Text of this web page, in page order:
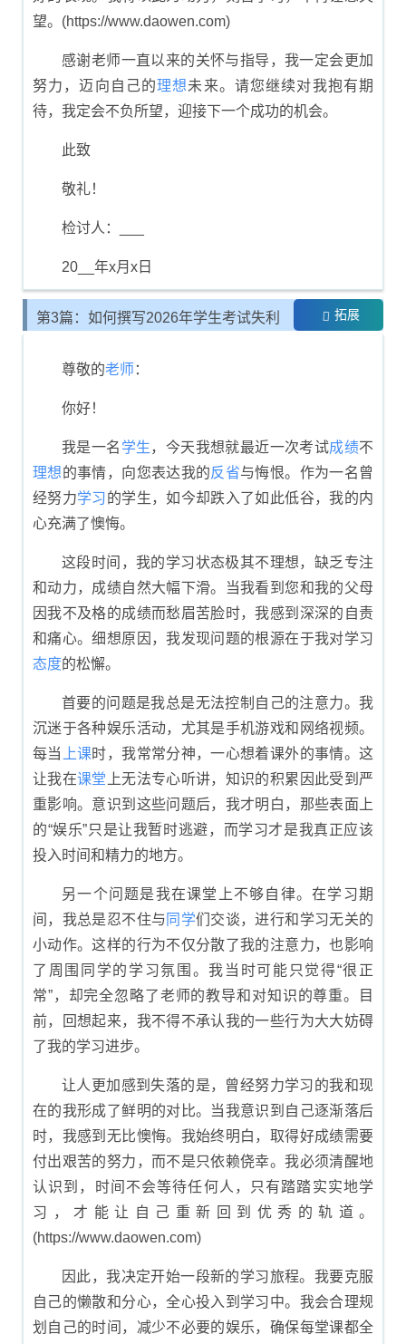
望。(https://www.daowen.com)
感谢老师一直以来的关怀与指导，我一定会更加
努力，迈向自己的理想未来。请您继续对我抱有期
待，我定会不负所望，迎接下一个成功的机会。
此致
敬礼！
检讨人：___
20__年x月x日
第3篇：如何撰写2026年学生考试失利 拓展
尊敬的老师 ：
你好！
我是一名 学生，今天我想就最近一次考试成绩不
理想的事情，向您表达我的反省与悔恨。作为一名曾
经努力学习的学生，如今却跌入了如此低谷，我的内
心充满了懊悔。
这段时间，我的学习状态极其不理想，缺乏专注
和动力，成绩自然大幅下滑。当我看到您和我的父母
因我不及格的成绩而愁眉苦脸时，我感到深深的自责
和痛心。细想原因，我发现问题的根源在于我对学习
态度的松懈。
首要的问题是我总是无法控制自己的注意力。我
沉迷于各种娱乐活动，尤其是手机游戏和网络视频。
每当
上课时，我常常分神，一心想着课外的事情。这
让我在课堂 上无法专心听讲，知识的积累因此受到严
重影响。意识到这些问题后，我才明白，那些表面上
的“娱乐”只是让我暂时逃避，而学习才是我真正应该
投入时间和精力的地方。
另一个问题是我在课堂上不够自律。在学习期
间，我总是忍不住与 同学们交谈，进行和学习无关的
小动作。这样的行为不仅分散了我的注意力，也影响
了周围同学的学习氛围。我当时可能只觉得“很正
常”，却完全忽略了老师的教导和对知识的尊重。目
前，回想起来，我不得不承认我的一些行为大大妨碍
了我的学习进步。
让人更加感到失落的是，曾经努力学习的我和现
在的我形成了鲜明的对比。当我意识到自己逐渐落后
时，我感到无比懊悔。我始终明白，取得好成绩需要
付出艰苦的努力，而不是只依赖侥幸。我必须清醒地
认识到，时间不会等待任何人，只有踏踏实实地学
习，才能让自己重新回到优秀的轨道。
(https://www.daowen.com)
因此，我决定开始一段新的学习旅程。我要克服
自己的懒散和分心，全心投入到学习中。我会合理规
划自己的时间，减少不必要的娱乐，确保每堂课都全